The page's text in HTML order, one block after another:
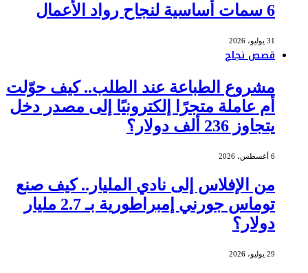
6 سمات أساسية لنجاح رواد الأعمال
31 يوليو، 2026
قصص نجاح
مشروع الطباعة عند الطلب.. كيف حوّلت
أم عاملة متجرًا إلكترونيًا إلى مصدر دخل
يتجاوز 236 ألف دولار؟
6 أغسطس، 2026
من الإفلاس إلى نادي المليار.. كيف صنع
توماس جورني إمبراطورية بـ 2.7 مليار
دولار؟
29 يوليو، 2026